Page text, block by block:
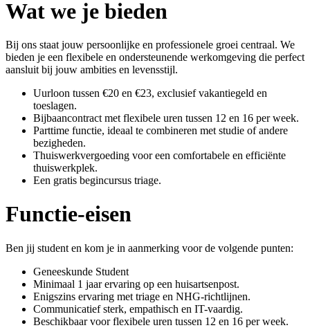
Wat we je bieden
Bij ons staat jouw persoonlijke en professionele groei centraal. We
bieden je een flexibele en ondersteunende werkomgeving die perfect
aansluit bij jouw ambities en levensstijl.
Uurloon tussen €20 en €23, exclusief vakantiegeld en
toeslagen.
Bijbaancontract met flexibele uren tussen 12 en 16 per week.
Parttime functie, ideaal te combineren met studie of andere
bezigheden.
Thuiswerkvergoeding voor een comfortabele en efficiënte
thuiswerkplek.
Een gratis begincursus triage.
Functie-eisen
Ben jij student en kom je in aanmerking voor de volgende punten:
Geneeskunde Student
Minimaal 1 jaar ervaring op een huisartsenpost.
Enigszins ervaring met triage en NHG-richtlijnen.
Communicatief sterk, empathisch en IT-vaardig.
Beschikbaar voor flexibele uren tussen 12 en 16 per week.